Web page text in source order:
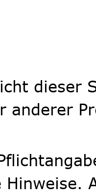
dieser
anderer
Hinweise.